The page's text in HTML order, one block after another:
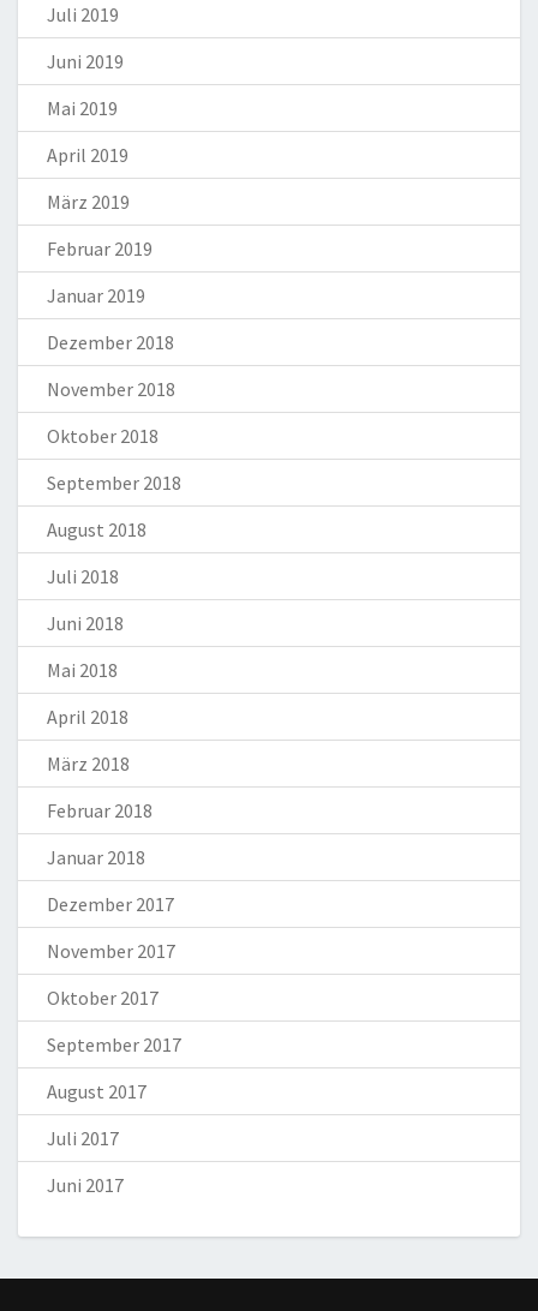
Juli 2019
Juni 2019
Mai 2019
April 2019
März 2019
Februar 2019
Januar 2019
Dezember 2018
November 2018
Oktober 2018
September 2018
August 2018
Juli 2018
Juni 2018
Mai 2018
April 2018
März 2018
Februar 2018
Januar 2018
Dezember 2017
November 2017
Oktober 2017
September 2017
August 2017
Juli 2017
Juni 2017